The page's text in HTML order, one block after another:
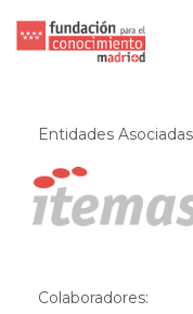
Entidades
Colaboradores: